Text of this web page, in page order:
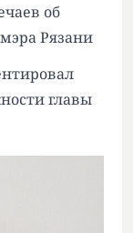
об
Рязани
главы